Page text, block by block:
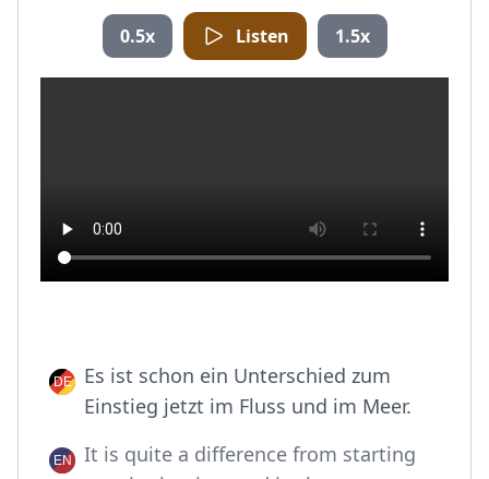
0.5x Listen 1.5x
Es ist schon ein Unterschied zum
Einstieg jetzt im Fluss und im Meer.
It is quite a difference from starting